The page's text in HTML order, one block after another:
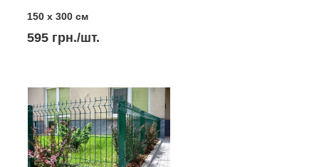
150 х 300 см
595 грн./шт.